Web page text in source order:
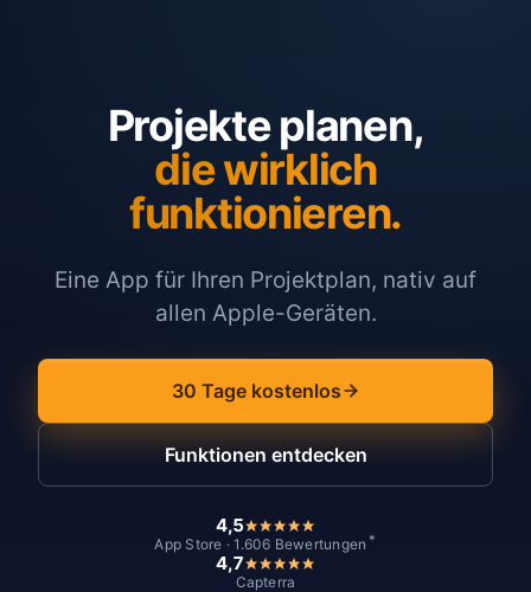
Projekte planen,
die wirklich
funktionieren.
Eine App für Ihren Projektplan, nativ auf
allen Apple-Geräten.
30 Tage kostenlos
Funktionen entdecken
4,5
App Store · 1.606 Bewertungen *
4,7
Capterra